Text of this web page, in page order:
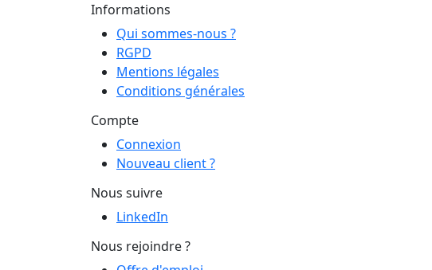
Informations
Qui sommes-nous ?
RGPD
Mentions légales
Conditions générales
Compte
Connexion
Nouveau client ?
Nous suivre
LinkedIn
Nous rejoindre ?